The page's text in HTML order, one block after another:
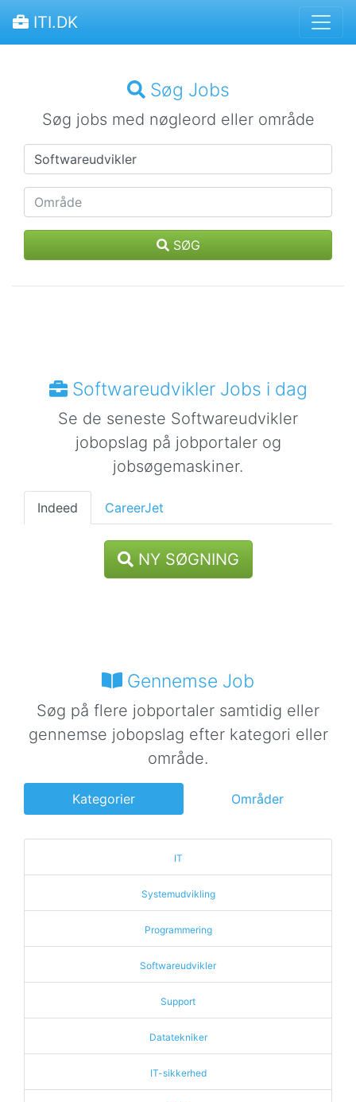
ITI.DK
Søg Jobs
Søg jobs med nøgleord eller område
SØG
Softwareudvikler Jobs i dag
Se de seneste Softwareudvikler
jobopslag på jobportaler og
jobsøgemaskiner.
Indeed CareerJet
NY SØGNING
Gennemse Job
Søg på flere jobportaler samtidig eller
gennemse jobopslag efter kategori eller
område.
Kategorier Områder
IT
Systemudvikling
Programmering
Softwareudvikler
Support
Datatekniker
IT-sikkerhed